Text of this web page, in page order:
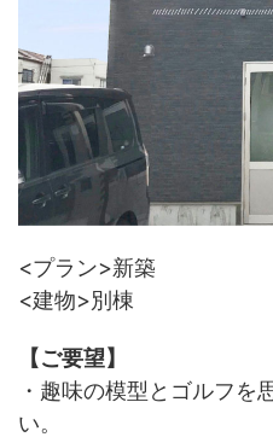
<プラン>新築
<建物>別棟
【ご要望】
・趣味の模型とゴルフを
い。